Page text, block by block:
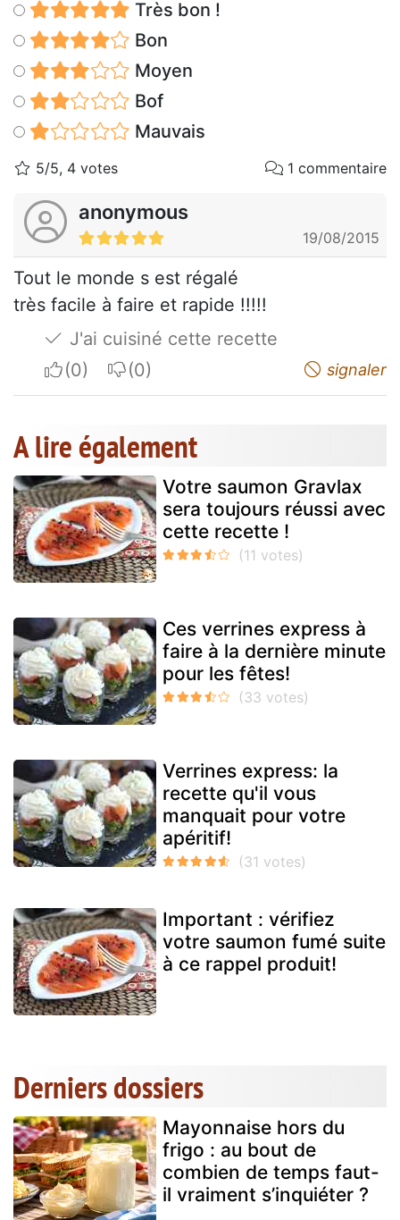
Très bon !
Bon
Moyen
Bof
Mauvais
5/5, 4 votes 1 commentaire
anonymous
19/08/2015
Tout le monde s est régalé
très facile à faire et rapide !!!!!
J'ai cuisiné cette recette
I apreciateI do not appreciate signaler
A lire également
Votre saumon Gravlax
sera toujours réussi avec
cette recette !
Ces verrines express à
faire à la dernière minute
pour les fêtes!
Verrines express: la
recette qu'il vous
manquait pour votre
apéritif!
Important : vérifiez
votre saumon fumé suite
à ce rappel produit!
Derniers dossiers
Mayonnaise hors du
frigo : au bout de
combien de temps faut-
il vraiment s’inquiéter ?